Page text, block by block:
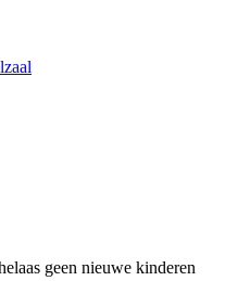
geen nieuwe kinderen